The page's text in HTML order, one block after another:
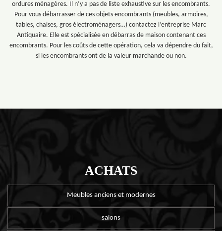
ordures ménagères. Il n’y a pas de liste exhaustive sur les encombrants.
Pour vous débarrasser de ces objets encombrants (meubles, armoires,
tables, chaises, gros électroménagers…) contactez l’entreprise Marc
Antiquaire. Elle est spécialisée en débarras de maison contenant ces
encombrants. Pour les coûts de cette opération, cela va dépendre du fait,
si les encombrants ont de la valeur marchande ou non.
ACHATS
Meubles anciens et modernes
salons